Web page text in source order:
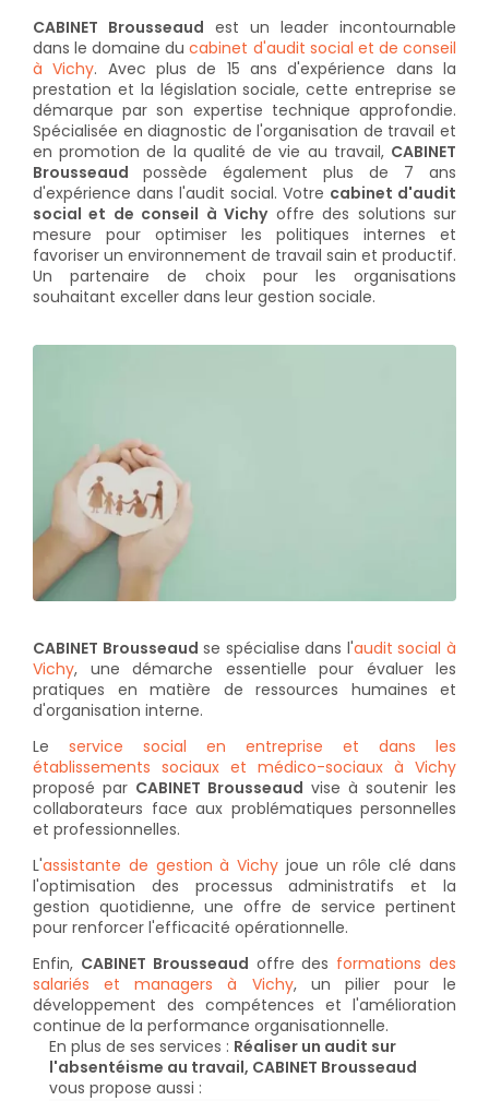
CABINET Brousseaud est un leader incontournable
dans le domaine ducabinet d'audit social et de conseil
à Vichy. Avec plus de 15 ans d'expérience dans la
prestation et la législation sociale, cette entreprise se
démarque par son expertise technique approfondie.
Spécialisée en diagnostic de l'organisation de travail et
en promotion de la qualité de vie au travail, CABINET
Brousseaud possède également plus de 7 ans
d'expérience dans l'audit social. Votre cabinet d'audit
social et de conseil à Vichyoffre des solutions sur
mesure pour optimiser les politiques internes et
favoriser un environnement de travail sain et productif.
Un partenaire de choix pour les organisations
souhaitant exceller dans leur gestion sociale.
CABINET Brousseaud se spécialise dans l'audit social à
Vichy, une démarche essentielle pour évaluer les
pratiques en matière de ressources humaines et
d'organisation interne.
Le service social en entreprise et dans les
établissements sociaux et médico-sociaux à Vichy
proposé par CABINET Brousseaud vise à soutenir les
collaborateurs face aux problématiques personnelles
et professionnelles.
L'assistante de gestion à Vichy joue un rôle clé dans
l'optimisation des processus administratifs et la
gestion quotidienne, une offre de service pertinent
pour renforcer l'efficacité opérationnelle.
Enfin, CABINET Brousseaud offre des formations des
salariés et managers à Vichy, un pilier pour le
développement des compétences et l'amélioration
continue de la performance organisationnelle.
En plus de ses services : Réaliser un audit sur
l'absentéisme au travail, CABINET Brousseaud
vous propose aussi :